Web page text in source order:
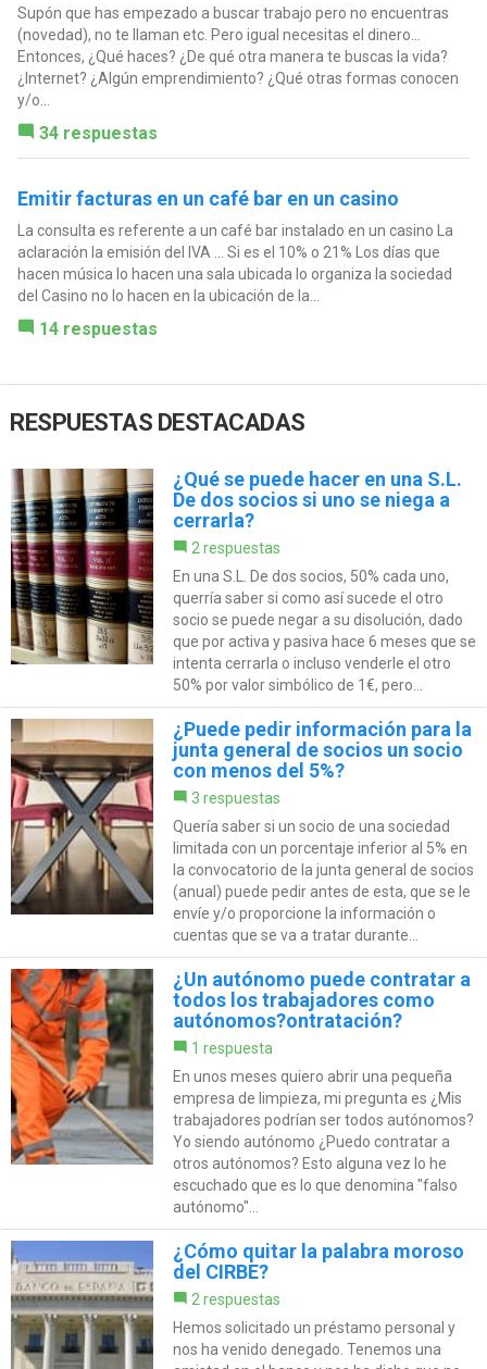
Supón que has empezado a buscar trabajo pero no encuentras
(novedad), no te llaman etc. Pero igual necesitas el dinero...
Entonces, ¿Qué haces? ¿De qué otra manera te buscas la vida?
¿Internet? ¿Algún emprendimiento? ¿Qué otras formas conocen
y/o...
34 respuestas
Emitir facturas en un café bar en un casino
La consulta es referente a un café bar instalado en un casino La
aclaración la emisión del IVA ... Si es el 10% o 21% Los días que
hacen música lo hacen una sala ubicada lo organiza la sociedad
del Casino no lo hacen en la ubicación de la...
14 respuestas
RESPUESTAS DESTACADAS
¿Qué se puede hacer en una S.L.
De dos socios si uno se niega a
cerrarla?
2 respuestas
En una S.L. De dos socios, 50% cada uno,
querría saber si como así sucede el otro
socio se puede negar a su disolución, dado
que por activa y pasiva hace 6 meses que se
intenta cerrarla o incluso venderle el otro
50% por valor simbólico de 1€, pero...
¿Puede pedir información para la
junta general de socios un socio
con menos del 5%?
3 respuestas
Quería saber si un socio de una sociedad
limitada con un porcentaje inferior al 5% en
la convocatorio de la junta general de socios
(anual) puede pedir antes de esta, que se le
envíe y/o proporcione la información o
cuentas que se va a tratar durante...
¿Un autónomo puede contratar a
todos los trabajadores como
autónomos?ontratación?
1 respuesta
En unos meses quiero abrir una pequeña
empresa de limpieza, mi pregunta es ¿Mis
trabajadores podrían ser todos autónomos?
Yo siendo autónomo ¿Puedo contratar a
otros autónomos? Esto alguna vez lo he
escuchado que es lo que denomina "falso
autónomo"...
¿Cómo quitar la palabra moroso
del CIRBE?
2 respuestas
Hemos solicitado un préstamo personal y
nos ha venido denegado. Tenemos una